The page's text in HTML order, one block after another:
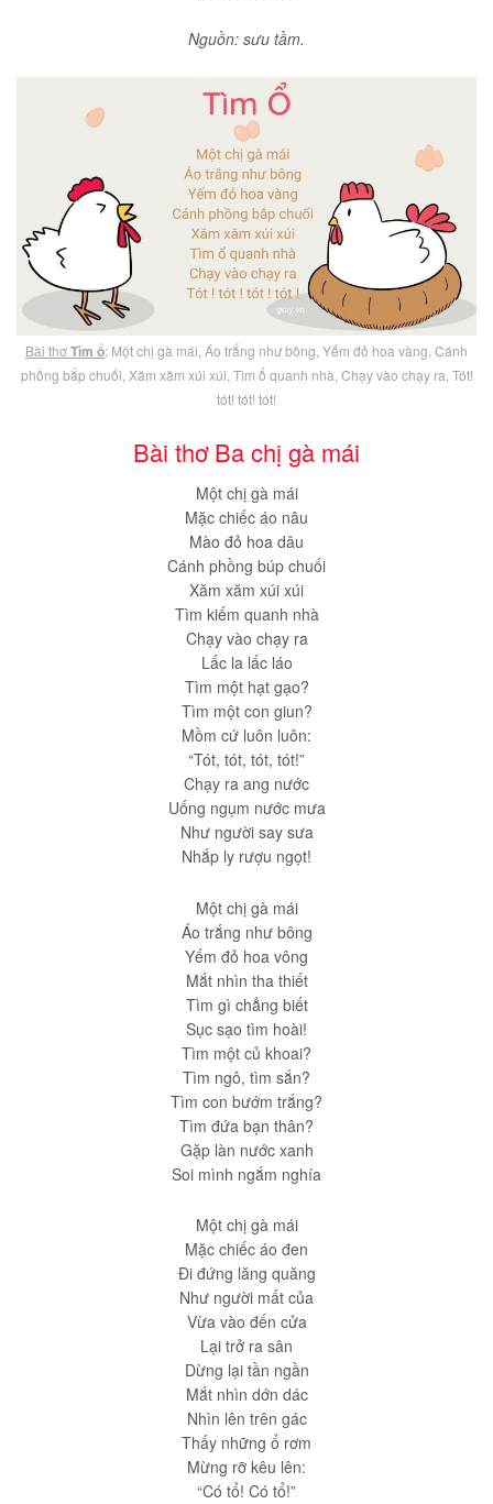
Nguồn: sưu tầm.
Bài thơTìm ổ: Một chị gà mái, Áo trắng như bông, Yếm đỏ hoa vàng, Cánh
phồng bắp chuối, Xăm xăm xúi xúi, Tìm ổ quanh nhà, Chạy vào chạy ra, Tót!
tót! tót! tót!
Bài thơ Ba chị gà mái
Một chị gà mái
Mặc chiếc áo nâu
Mào đỏ hoa dâu
Cánh phồng búp chuối
Xăm xăm xúi xúi
Tìm kiếm quanh nhà
Chạy vào chạy ra
Lấc la lấc láo
Tìm một hạt gạo?
Tìm một con giun?
Mồm cứ luôn luôn:
“Tót, tót, tót, tót!”
Chạy ra ang nước
Uống ngụm nước mưa
Như người say sưa
Nhắp ly rượu ngọt!
Một chị gà mái
Áo trắng như bông
Yếm đỏ hoa vông
Mắt nhìn tha thiết
Tìm gì chẳng biết
Sục sạo tìm hoài!
Tìm một củ khoai?
Tìm ngô, tìm sắn?
Tìm con bướm trắng?
Tìm đứa bạn thân?
Gặp làn nước xanh
Soi mình ngắm nghía
Một chị gà mái
Mặc chiếc áo đen
Đi đứng lăng quăng
Như người mất của
Vừa vào đến cửa
Lại trở ra sân
Dừng lại tần ngần
Mắt nhìn dớn dác
Nhìn lên trên gác
Thấy những ổ rơm
Mừng rỡ kêu lên:
“Có tổ! Có tổ!”